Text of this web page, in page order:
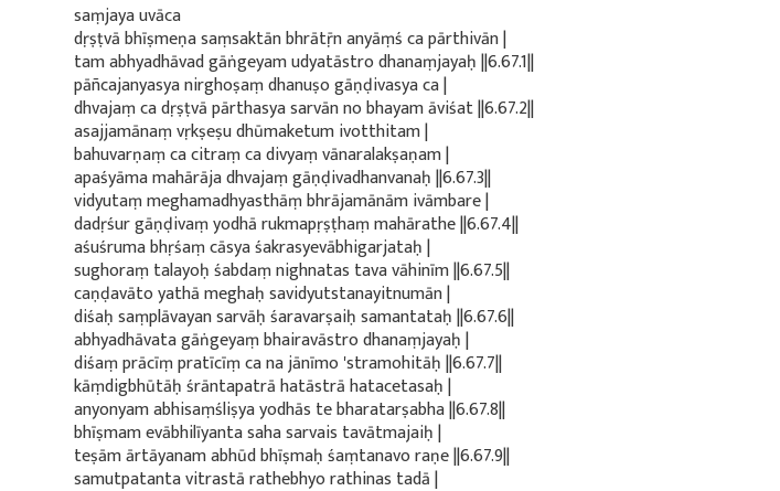
saṃjaya uvāca
dṛṣṭvā bhīṣmeṇa saṃsaktān bhrātṝn anyāṃś ca pārthivān |
tam abhyadhāvad gāṅgeyam udyatāstro dhanaṃjayaḥ ||6.67.1||
pāñcajanyasya nirghoṣaṃ dhanuṣo gāṇḍivasya ca |
dhvajaṃ ca dṛṣṭvā pārthasya sarvān no bhayam āviśat ||6.67.2||
asajjamānaṃ vṛkṣeṣu dhūmaketum ivotthitam |
bahuvarṇaṃ ca citraṃ ca divyaṃ vānaralakṣaṇam |
apaśyāma mahārāja dhvajaṃ gāṇḍivadhanvanaḥ ||6.67.3||
vidyutaṃ meghamadhyasthāṃ bhrājamānām ivāmbare |
dadṛśur gāṇḍivaṃ yodhā rukmapṛṣṭhaṃ mahārathe ||6.67.4||
aśuśruma bhṛśaṃ cāsya śakrasyevābhigarjataḥ |
sughoraṃ talayoḥ śabdaṃ nighnatas tava vāhinīm ||6.67.5||
caṇḍavāto yathā meghaḥ savidyutstanayitnumān |
diśaḥ saṃplāvayan sarvāḥ śaravarṣaiḥ samantataḥ ||6.67.6||
abhyadhāvata gāṅgeyaṃ bhairavāstro dhanaṃjayaḥ |
diśaṃ prācīṃ pratīcīṃ ca na jānīmo 'stramohitāḥ ||6.67.7||
kāṃdigbhūtāḥ śrāntapatrā hatāstrā hatacetasaḥ |
anyonyam abhisaṃśliṣya yodhās te bharatarṣabha ||6.67.8||
bhīṣmam evābhilīyanta saha sarvais tavātmajaiḥ |
teṣām ārtāyanam abhūd bhīṣmaḥ śaṃtanavo raṇe ||6.67.9||
samutpatanta vitrastā rathebhyo rathinas tadā |